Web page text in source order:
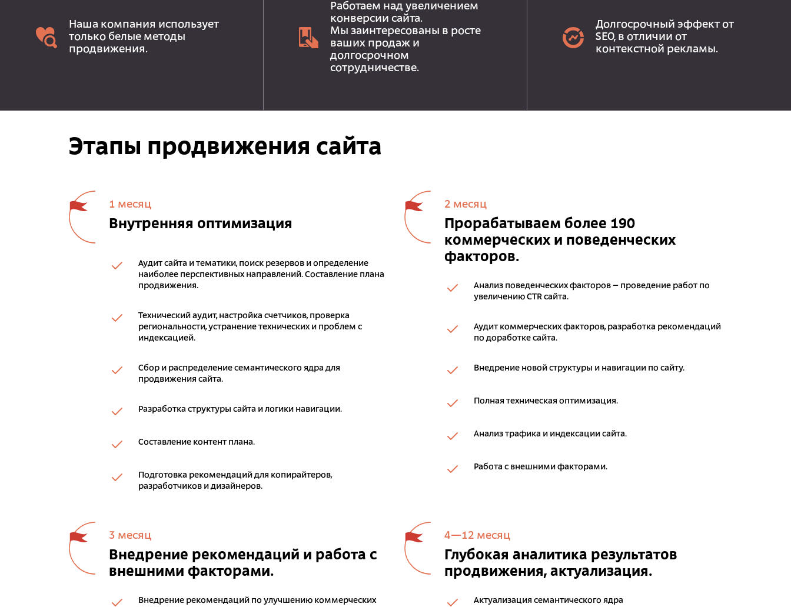
Наша компания использует
только белые методы
продвижения.
Работаем над увеличением
конверсии сайта.
Мы заинтересованы в росте
ваших продаж и
долгосрочном
сотрудничестве.
Долгосрочный эффект от
SEO, в отличии от
контекстной рекламы.
Этапы продвижения сайта
1 месяц
Внутренняя оптимизация
Аудит сайта и тематики, поиск резервов и определение
наиболее перспективных направлений. Составление плана
продвижения.
Технический аудит, настройка счетчиков, проверка
региональности, устранение технических и проблем с
индексацией.
Сбор и распределение семантического ядра для
продвижения сайта.
Разработка структуры сайта и логики навигации.
Составление контент плана.
Подготовка рекомендаций для копирайтеров,
разработчиков и дизайнеров.
2 месяц
Прорабатываем более 190
коммерческих и поведенческих
факторов.
Анализ поведенческих факторов – проведение работ по
увеличению CTR сайта.
Аудит коммерческих факторов, разработка рекомендаций
по доработке сайта.
Внедрение новой структуры и навигации по сайту.
Полная техническая оптимизация.
Анализ трафика и индексации сайта.
Работа с внешними факторами.
3 месяц
Внедрение рекомендаций и работа с
внешними факторами.
Внедрение рекомендаций по улучшению коммерческих
4—12 месяц
Глубокая аналитика результатов
продвижения, актуализация.
Актуализация семантического ядра